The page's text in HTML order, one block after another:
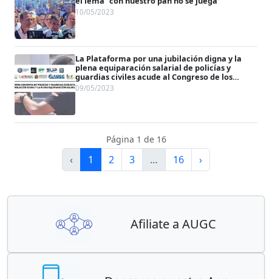
10/05/2023
La Plataforma por una jubilación digna y la
plena equiparación salarial de policías y
guardias civiles acude al Congreso de los
Diputados
09/05/2023
Página 1 de 16
‹ 1 2 3 … 16 ›
Afiliate a AUGC